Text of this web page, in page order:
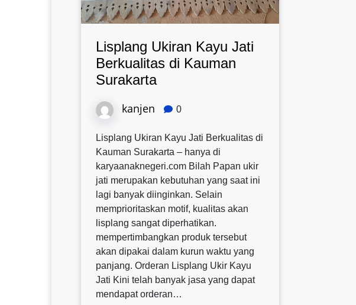
Lisplang Ukiran Kayu Jati
Berkualitas di Kauman
Surakarta
kanjen 0
Lisplang Ukiran Kayu Jati Berkualitas di
Kauman Surakarta – hanya di
karyaanaknegeri.com Bilah Papan ukir
jati merupakan kebutuhan yang saat ini
lagi banyak diinginkan. Selain
memprioritaskan motif, kualitas akan
lisplang sangat diperhatikan.
mempertimbangkan produk tersebut
akan dipakai dalam kurun waktu yang
panjang. Orderan Lisplang Ukir Kayu
Jati Kini telah banyak jasa yang dapat
mendapat orderan…